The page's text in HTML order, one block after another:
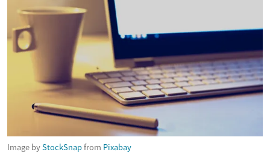
Image byStockSnapfrom Pixabay